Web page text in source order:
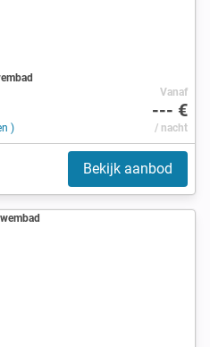
)
Vanaf
--- €
/ nacht
Bekijk aanbod